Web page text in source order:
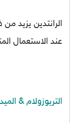
الرانتدين يزيد
عند الاستعمال
التريوزولام &